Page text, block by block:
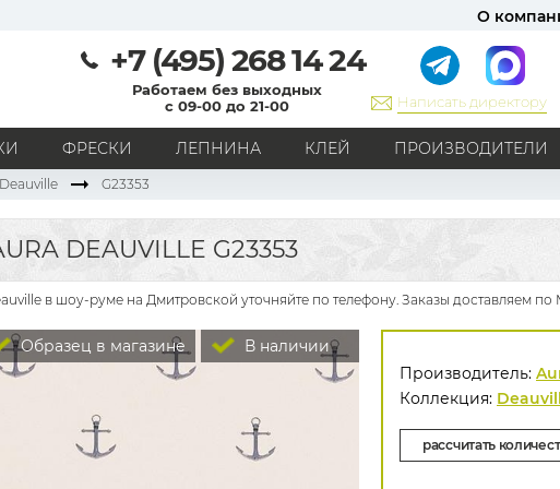
О
+7 (495) 268 14 24
Работаем без выходных
с 09-00 до 21-00
Написать директору
ФРЕСКИ ЛЕПНИНА КЛЕЙ ПРОИЗВОДИТЕЛИ
Флизелиновые
Кантри
Модерн Прованс Хай-тек
Классика
Английский стиль
Гостиная
РИСУНОК
Граффити
Карта мира
С надписями
Однотонные
Геометрический рисунок
Цветы
Дамаск
В клетку
Все рисунки
Deauville G23353
DEAUVILLE G23353
в шоу-руме на Дмитровской уточняйте по телефону. Заказы доставляем
В наличии
Образец в магазине
Производитель:
Коллекция:
рассчитать